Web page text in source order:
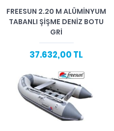
FREESUN 2.20 M ALÜMINYUM
TABANLI ŞIŞME DENIZ BOTU
GRI
37.632,00 TL